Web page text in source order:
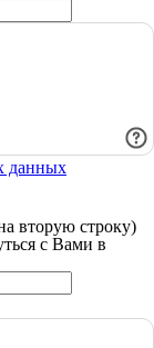
данных
вторую строку)
с Вами в